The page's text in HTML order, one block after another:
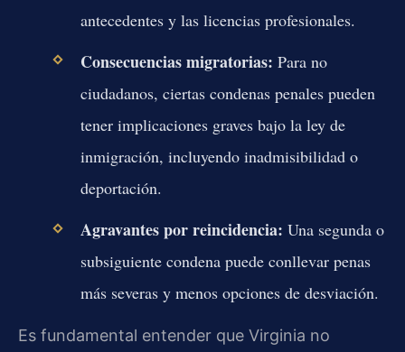
antecedentes y las licencias profesionales.
Consecuencias migratorias: Para no
ciudadanos, ciertas condenas penales pueden
tener implicaciones graves bajo la ley de
inmigración, incluyendo inadmisibilidad o
deportación.
Agravantes por reincidencia: Una segunda o
subsiguiente condena puede conllevar penas
más severas y menos opciones de desviación.
Es fundamental entender que Virginia no